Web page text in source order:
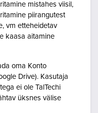
mistahes viisil,
piirangutest
vm etteheidetav
kaasa aitamine
oma Konto
Drive). Kasutaja
ei ole TalTechi
üksnes välise